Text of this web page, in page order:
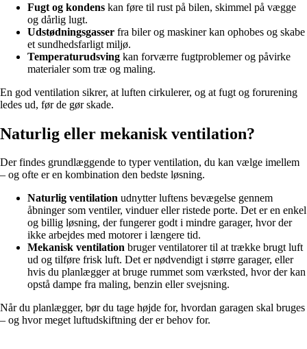
Fugt og kondens kan føre til rust på bilen, skimmel på vægge
og dårlig lugt.
Udstødningsgasser fra biler og maskiner kan ophobes og skabe
et sundhedsfarligt miljø.
Temperaturudsving kan forværre fugtproblemer og påvirke
materialer som træ og maling.
En god ventilation sikrer, at luften cirkulerer, og at fugt og forurening
ledes ud, før de gør skade.
Naturlig eller mekanisk ventilation?
Der findes grundlæggende to typer ventilation, du kan vælge imellem
– og ofte er en kombination den bedste løsning.
Naturlig ventilation udnytter luftens bevægelse gennem
åbninger som ventiler, vinduer eller ristede porte. Det er en enkel
og billig løsning, der fungerer godt i mindre garager, hvor der
ikke arbejdes med motorer i længere tid.
Mekanisk ventilation bruger ventilatorer til at trække brugt luft
ud og tilføre frisk luft. Det er nødvendigt i større garager, eller
hvis du planlægger at bruge rummet som værksted, hvor der kan
opstå dampe fra maling, benzin eller svejsning.
Når du planlægger, bør du tage højde for, hvordan garagen skal bruges
– og hvor meget luftudskiftning der er behov for.